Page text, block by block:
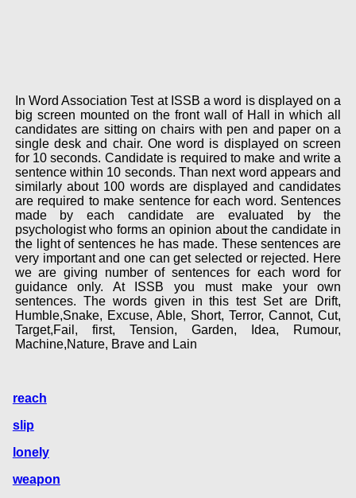
In Word Association Test at ISSB a word is displayed on a
big screen mounted on the front wall of Hall in which all
candidates are sitting on chairs with pen and paper on a
single desk and chair. One word is displayed on screen
for 10 seconds. Candidate is required to make and write a
sentence within 10 seconds. Than next word appears and
similarly about 100 words are displayed and candidates
are required to make sentence for each word. Sentences
made by each candidate are evaluated by the
psychologist who forms an opinion about the candidate in
the light of sentences he has made. These sentences are
very important and one can get selected or rejected. Here
we are giving number of sentences for each word for
guidance only. At ISSB you must make your own
sentences. The words given in this test Set are Drift,
Humble,Snake, Excuse, Able, Short, Terror, Cannot, Cut,
Target,Fail, first, Tension, Garden, Idea, Rumour,
Machine,Nature, Brave and Lain
reach
slip
lonely
weapon